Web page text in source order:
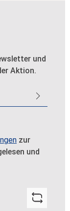
und
Aktion.
zur
und